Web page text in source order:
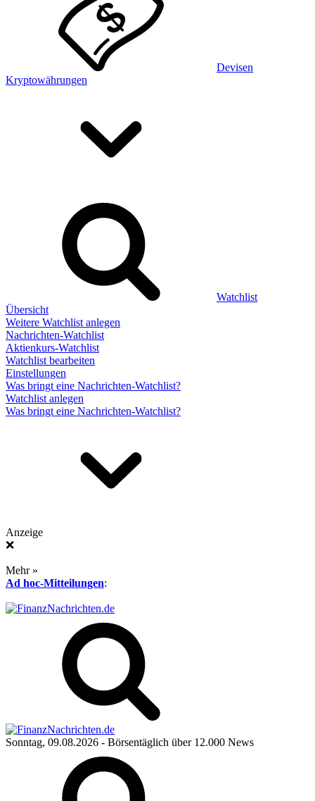
Devisen
Kryptowährungen
Watchlist
Übersicht
Weitere Watchlist anlegen
Nachrichten-Watchlist
Aktienkurs-Watchlist
Watchlist bearbeiten
Einstellungen
Was bringt eine Nachrichten-Watchlist?
Watchlist anlegen
Was bringt eine Nachrichten-Watchlist?
Anzeige
❌
Mehr »
Ad hoc-Mitteilungen:
Sonntag, 09.08.2026 - Börsentäglich über 12.000 News